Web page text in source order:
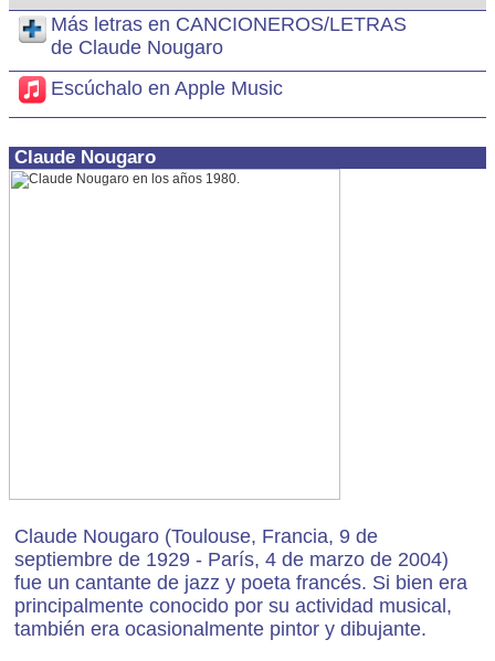
Más letras en CANCIONEROS/LETRAS
de Claude Nougaro
Escúchalo en Apple Music
Claude Nougaro
Claude Nougaro (Toulouse, Francia, 9 de
septiembre de 1929 - París, 4 de marzo de 2004)
fue un cantante de jazz y poeta francés. Si bien era
principalmente conocido por su actividad musical,
también era ocasionalmente pintor y dibujante.